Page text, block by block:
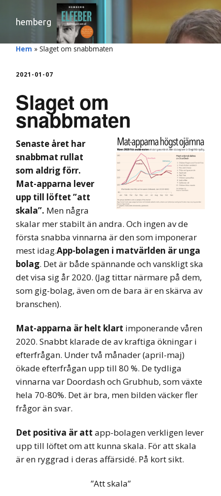
hemberg
Hem » Slaget om snabbmaten
2021-01-07
Slaget om
snabbmaten
Senaste året har
snabbmat rullat
som aldrig förr.
Mat-apparna lever
upp till löftet ”att
skala”. Men några
skalar mer stabilt än andra. Och ingen av de
första snabba vinnarna är den som imponerar
mest idag.App-bolagen i matvärlden är unga
bolag. Det är både spännande och vanskligt ska
det visa sig år 2020. (Jag tittar närmare på dem,
som gig-bolag, även om de bara är en skärva av
branschen).
Mat-apparna är helt klart imponerande våren
2020. Snabbt klarade de av kraftiga ökningar i
efterfrågan. Under två månader (april-maj)
ökade efterfrågan upp till 80 %. De tydliga
vinnarna var Doordash och Grubhub, som växte
hela 70-80%. Det är bra, men bilden väcker fler
frågor än svar.
Det positiva är att app-bolagen verkligen lever
upp till löftet om att kunna skala. För att skala
är en ryggrad i deras affärsidé. På kort sikt.
”Att skala”